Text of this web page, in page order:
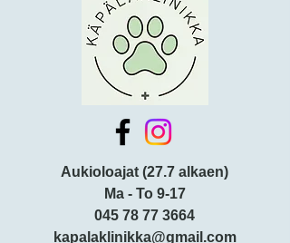
Aukioloajat (27.7 alkaen)
Ma - To 9-17
045 78 77 3664
kapalaklinikka@gmail.com